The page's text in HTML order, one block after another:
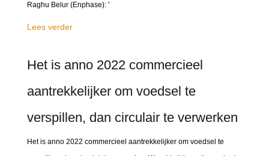
Raghu Belur (Enphase): '
Lees verder
Het is anno 2022 commercieel
aantrekkelijker om voedsel te
verspillen, dan circulair te verwerken
Het is anno 2022 commercieel aantrekkelijker om voedsel te